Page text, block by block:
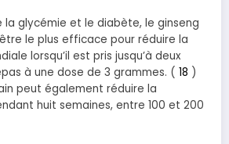
la glycémie et le diabète, le ginseng
le plus efficace pour réduire la
lorsqu’il est pris jusqu’à deux
à une dose de 3 grammes. ( 18 )
peut également réduire la
huit semaines, entre 100 et 200